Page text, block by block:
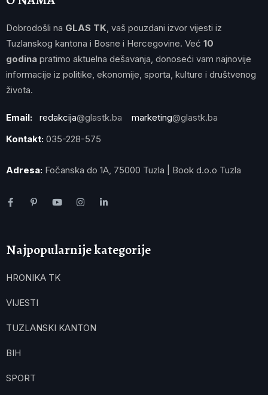
Dobrodošli na GLAS TK , vaš pouzdani izvor vijesti iz
Tuzlanskog kantona i Bosne i Hercegovine. Već 10
godina pratimo aktuelna dešavanja, donoseći vam najnovije
informacije iz politike, ekonomije, sporta, kulture i društvenog
života.
Email: redakcija@glastk.ba marketing@glastk.ba
Kontakt: 035-228-575
Adresa: Fočanska do 1A, 75000 Tuzla | Book d.o.o Tuzla
Najpopularnije kategorije
HRONIKA TK
VIJESTI
TUZLANSKI KANTON
BIH
SPORT